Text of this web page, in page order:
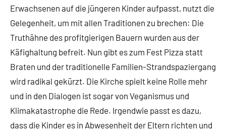
Erwachsenen auf die jüngeren Kinder aufpasst, nutzt die
Gelegenheit, um mit allen Traditionen zu brechen: Die
Truthähne des profitgierigen Bauern wurden aus der
Käfighaltung befreit. Nun gibt es zum Fest Pizza statt
Braten und der traditionelle Familien-Strandspaziergang
wird radikal gekürzt. Die Kirche spielt keine Rolle mehr
und in den Dialogen ist sogar von Veganismus und
Klimakatastrophe die Rede. Irgendwie passt es dazu,
dass die Kinder es in Abwesenheit der Eltern richten und